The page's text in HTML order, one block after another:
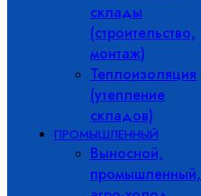
склады
(строительство,
монтаж)
Теплоизоляция
(утепление
складов)
ПРОМЫШЛЕННЫЙ
Выносной,
промышленный,